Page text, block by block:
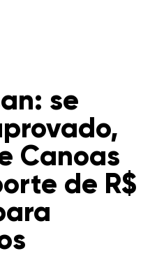
se
Canoas
de R$